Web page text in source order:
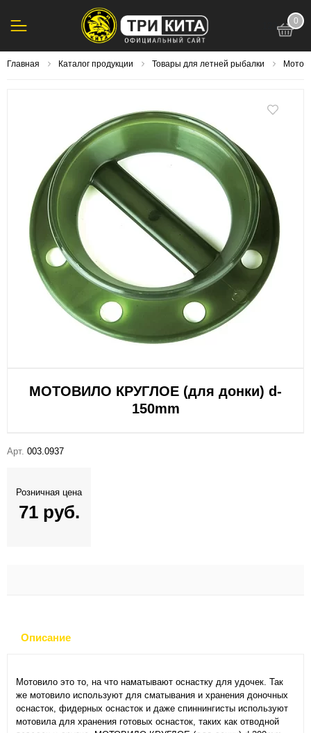
0
Главная Каталог продукции Товары для летней рыбалки
МОТОВИЛО КРУГЛОЕ (для донки) d-
150mm
Арт. 003.0937
Розничная цена
71 руб.
Описание
Мотовило это то, на что наматывают оснастку для удочек. Так
же мотовило используют для сматывания и хранения доночных
оснасток, фидерных оснасток и даже спиннингисты используют
мотовила для хранения готовых оснасток, таких как отводной